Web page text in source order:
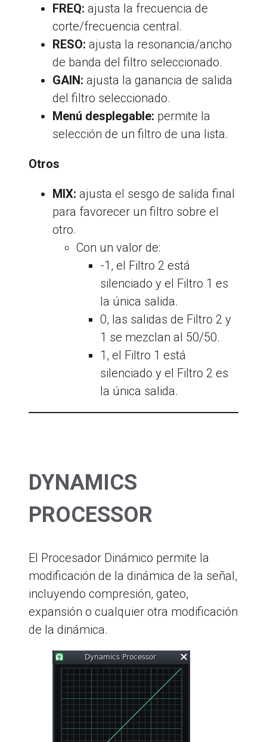
FREQ: ajusta la frecuencia de
corte/frecuencia central.
RESO: ajusta la resonancia/ancho
de banda del filtro seleccionado.
GAIN: ajusta la ganancia de salida
del filtro seleccionado.
Menú desplegable: permite la
selección de un filtro de una lista.
Otros
MIX: ajusta el sesgo de salida final
para favorecer un filtro sobre el
otro.
Con un valor de:
-1, el Filtro 2 está
silenciado y el Filtro 1 es
la única salida.
0, las salidas de Filtro 2 y
1 se mezclan al 50/50.
1, el Filtro 1 está
silenciado y el Filtro 2 es
la única salida.
DYNAMICS
PROCESSOR
El Procesador Dinámico permite la
modificación de la dinámica de la señal,
incluyendo compresión, gateo,
expansión o cualquier otra modificación
de la dinámica.